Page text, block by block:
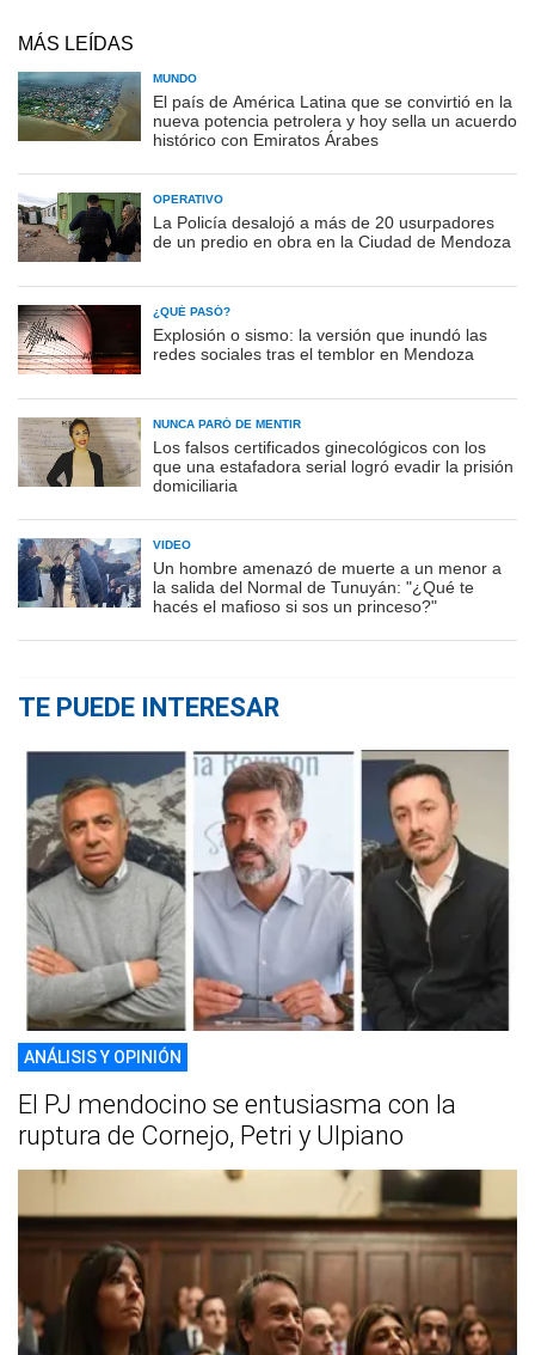
MÁS LEÍDAS
MUNDO
El país de América Latina que se convirtió en la
nueva potencia petrolera y hoy sella un acuerdo
histórico con Emiratos Árabes
OPERATIVO
La Policía desalojó a más de 20 usurpadores
de un predio en obra en la Ciudad de Mendoza
¿QUÉ PASÓ?
Explosión o sismo: la versión que inundó las
redes sociales tras el temblor en Mendoza
NUNCA PARÓ DE MENTIR
Los falsos certificados ginecológicos con los
que una estafadora serial logró evadir la prisión
domiciliaria
VIDEO
Un hombre amenazó de muerte a un menor a
la salida del Normal de Tunuyán: "¿Qué te
hacés el mafioso si sos un princeso?"
TE PUEDE INTERESAR
ANÁLISIS Y OPINIÓN
El PJ mendocino se entusiasma con la
ruptura de Cornejo, Petri y Ulpiano